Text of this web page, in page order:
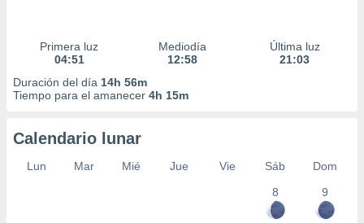
Primera luz
04:51
Mediodía
12:58
Última luz
21:03
Duración del día 14h 56m
Tiempo para el amanecer 4h 15m
Calendario lunar
Lun Mar Mié Jue Vie Sáb
Dom
8
9